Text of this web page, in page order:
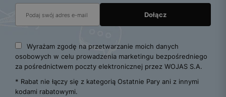
Wyrażam zgodę na przetwarzanie moich danych
osobowych w celu prowadzenia marketingu bezpośredniego
za pośrednictwem poczty elektronicznej przez WOJAS S.A.
* Rabat nie łączy się z kategorią Ostatnie Pary ani z innymi
kodami rabatowymi.